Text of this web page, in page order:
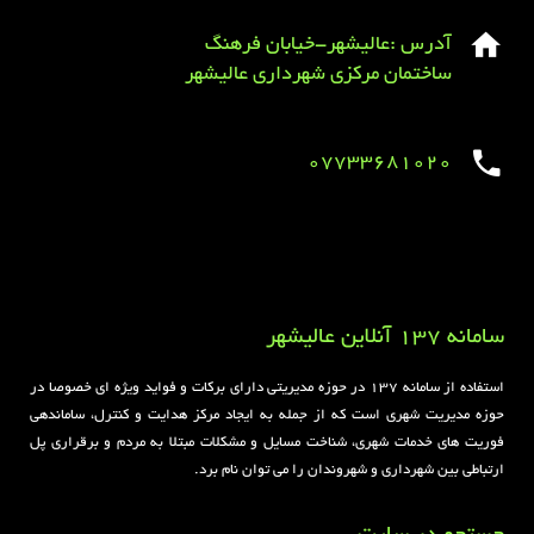
آدرس :عالیشهر-خیابان فرهنگ
ساختمان مرکزی شهرداری عالیشهر
07733681020
سامانه 137 آنلاین عالیشهر
استفاده از سامانه ۱۳۷ در حوزه مدیریتی دارای برکات و فواید ویژه ای خصوصا در
حوزه مدیریت شهری است که از جمله به ایجاد مرکز هدایت و کنترل، ساماندهی
فوریت های خدمات شهری، شناخت مسایل و مشکلات مبتلا به مردم و برقراری پل
ارتباطی بین شهرداری و شهروندان را می توان نام برد.